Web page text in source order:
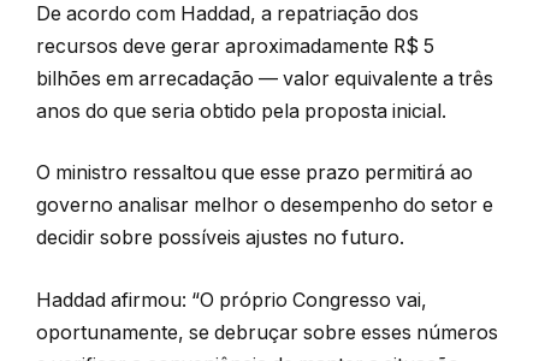
De acordo com Haddad, a repatriação dos
recursos deve gerar aproximadamente R$ 5
bilhões em arrecadação — valor equivalente a três
anos do que seria obtido pela proposta inicial.
O ministro ressaltou que esse prazo permitirá ao
governo analisar melhor o desempenho do setor e
decidir sobre possíveis ajustes no futuro.
Haddad afirmou: “O próprio Congresso vai,
oportunamente, se debruçar sobre esses números